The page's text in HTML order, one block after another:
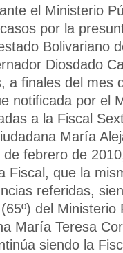
el Ministerio
por la
Bolivariano
Diosdado
a finales del mes
notificada por el
a la Fiscal
María
febrero de
Fiscal, que la
referidas,
del
María Teresa
siendo la